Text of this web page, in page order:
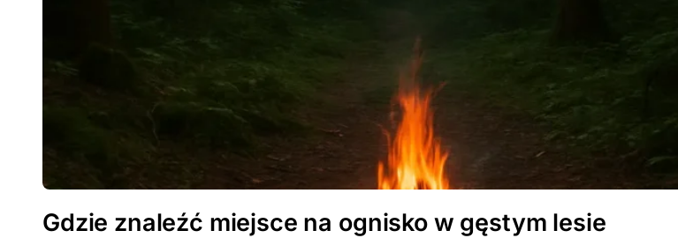
Gdzie znaleźć miejsce na ognisko w gęstym lesie